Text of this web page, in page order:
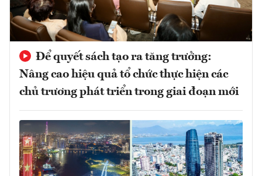
Để quyết sách tạo ra tăng trưởng:
Nâng cao hiệu quả tổ chức thực hiện các
chủ trương phát triển trong giai đoạn mới